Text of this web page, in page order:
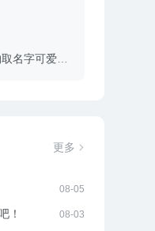
可爱有寓意
更多
08-05
！ 08-03